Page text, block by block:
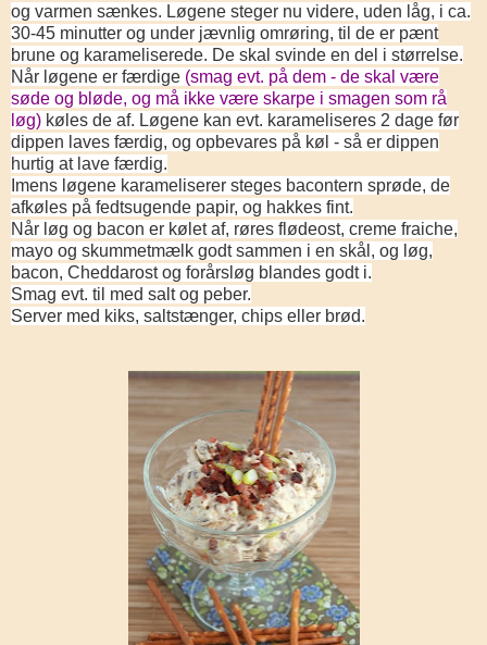
og varmen sænkes. Løgene steger nu videre, uden låg, i ca.
30-45 minutter og under jævnlig omrøring, til de er pænt
brune og karameliserede. De skal svinde en del i størrelse.
Når løgene er færdige (smag evt. på dem - de skal være
søde og bløde, og må ikke være skarpe i smagen som rå
løg) køles de af. Løgene kan evt. karameliseres 2 dage før
dippen laves færdig, og opbevares på køl - så er dippen
hurtig at lave færdig.
Imens løgene karameliserer steges bacontern sprøde, de
afkøles på fedtsugende papir, og hakkes fint.
Når løg og bacon er kølet af, røres flødeost, creme fraiche,
mayo og skummetmælk godt sammen i en skål, og løg,
bacon, Cheddarost og forårsløg blandes godt i.
Smag evt. til med salt og peber.
Server med kiks, saltstænger, chips eller brød.